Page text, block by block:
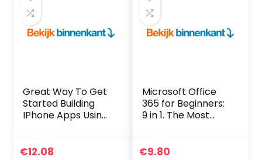
Great Way To Get
Started Building
IPhone Apps Using
Edition) Kindle-
€12.08
Microsoft Office
365 for Beginners:
9 in 1. The Most
Pro in No Time
€9.80